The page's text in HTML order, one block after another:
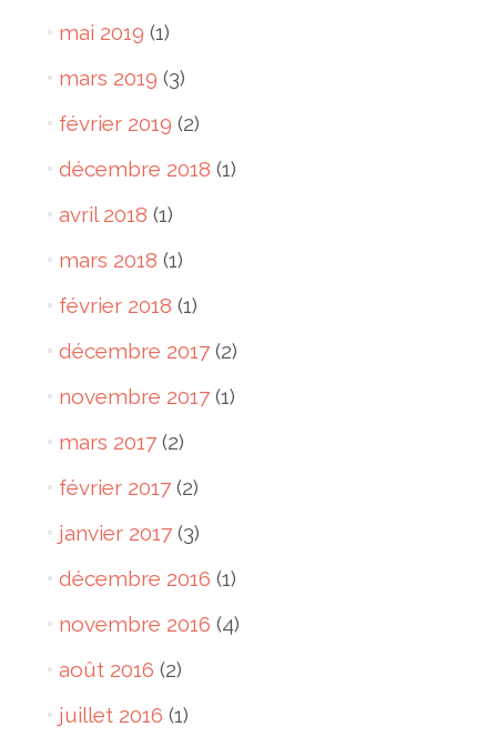
mai 2019 (1)
mars 2019 (3)
février 2019 (2)
décembre 2018 (1)
avril 2018 (1)
mars 2018 (1)
février 2018 (1)
décembre 2017(2)
novembre 2017(1)
mars 2017(2)
février 2017(2)
janvier 2017(3)
décembre 2016 (1)
novembre 2016 (4)
août 2016 (2)
juillet 2016 (1)